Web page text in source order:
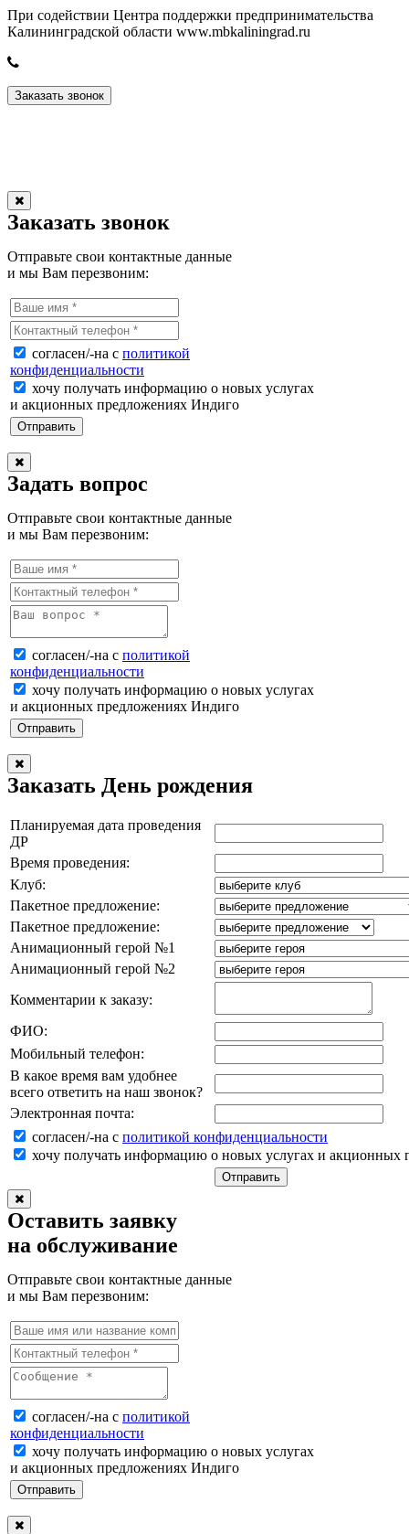
При содействии Центра поддержки предпринимательства
Калининградской области www.mbkaliningrad.ru
Заказать звонок
Заказать звонок
Отправьте свои контактные данные
и мы Вам перезвоним:
согласен/-на с политикой
конфиденциальности
хочу получать информацию о новых услугах
и акционных предложениях Индиго
Задать вопрос
Отправьте свои контактные данные
и мы Вам перезвоним:
согласен/-на с политикой
конфиденциальности
хочу получать информацию о новых услугах
и акционных предложениях Индиго
Заказать День рождения
Планируемая дата проведения
ДР
Время проведения:
Клуб:
Пакетное предложение:
Пакетное предложение:
Анимационный герой №1
Анимационный герой №2
Комментарии к заказу:
ФИО:
Мобильный телефон:
В какое время вам удобнее
всего ответить на наш звонок?
Электронная почта:
согласен/-на с политикой конфиденциальности
хочу получать информацию о новых услугах и акционных
Оставить заявку
на обслуживание
Отправьте свои контактные данные
и мы Вам перезвоним:
согласен/-на с политикой
конфиденциальности
хочу получать информацию о новых услугах
и акционных предложениях Индиго